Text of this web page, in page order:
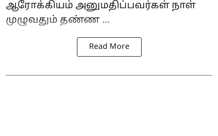
ஆரோக்கியம் அனுமதிப்பவர்கள் நாள்
முழுவதும் தண்ண ...
Read More